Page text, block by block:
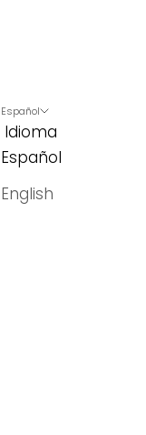
Español
Idioma
Español
English